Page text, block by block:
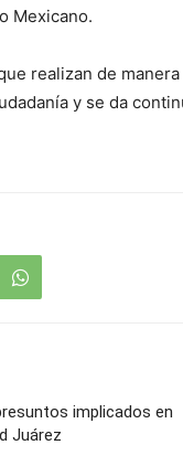
Mexicano.
realizan de
y se da
implicados en
Juárez